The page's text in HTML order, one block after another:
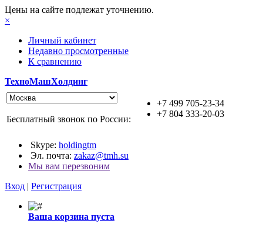
Цены на сайте подлежат уточнению.
×
Личный кабинет
Недавно просмотренные
К сравнению
ТехноМашХолдинг
+7 499 705-23-34
+7 804 333-20-03
Бесплатный звонок по России:
Skype: holdingtm
Эл. почта: zakaz@tmh.su
Мы вам перезвоним
Вход | Регистрация
Ваша корзина пуста